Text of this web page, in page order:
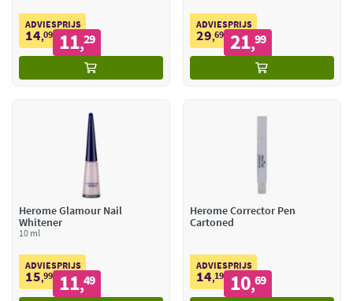
ADVIESPRIJS
14,09 11,29
ADVIESPRIJS
29,69 21,99
Herome Glamour Nail
Whitener
10 ml
ADVIESPRIJS
15,99 11,49
Herome Corrector Pen
Cartoned
ADVIESPRIJS
14,19 10,69